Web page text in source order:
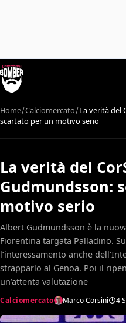
Home Calciomercato La verità del
scartato per un motivo serio
La verità del
Gudmundsson:
motivo serio
Albert Gudmundsson è la
Fiorentina targata Palladino.
l’interessamento anche
strapparlo al Genoa. Poi il
un’attenta valutazione
Calciomercato Marco Corsini 4